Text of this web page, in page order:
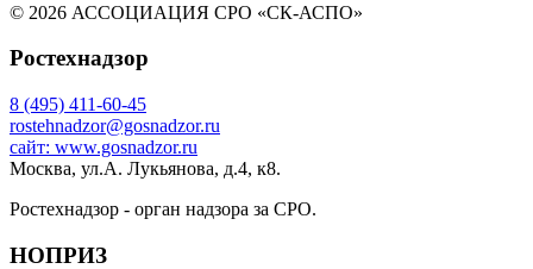
© 2026 АССОЦИАЦИЯ СРО «СК-АСПО»
Ростехнадзор
8 (495) 411-60-45
rostehnadzor@gosnadzor.ru
сайт: www.gosnadzor.ru
Москва, ул.А. Лукьянова, д.4, к8.
Ростехнадзор - орган надзора за СРО.
НОПРИЗ